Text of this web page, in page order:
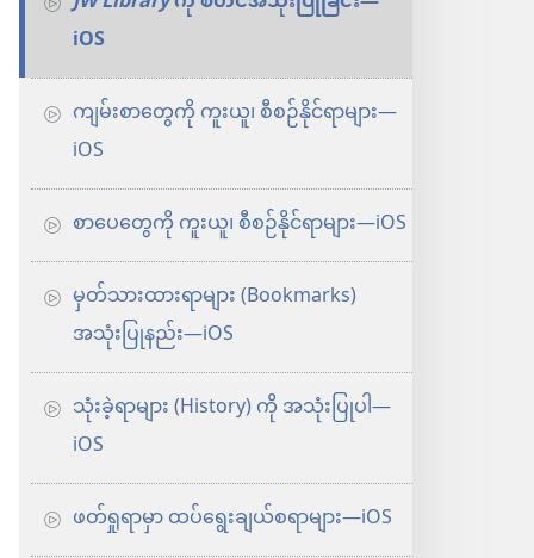
iOS
ကျမ်းစာတွေကို ကူးယူ၊ စီစဉ်နိုင်ရာများ—
iOS
စာပေတွေကို ကူးယူ၊ စီစဉ်နိုင်ရာများ—iOS
မှတ်သားထားရာများ (Bookmarks)
အသုံးပြုနည်း—iOS
သုံးခဲ့ရာများ (History) ကို အသုံးပြုပါ—
iOS
ဖတ်ရှုရာမှာ ထပ်ရွေးချယ်စရာများ—iOS